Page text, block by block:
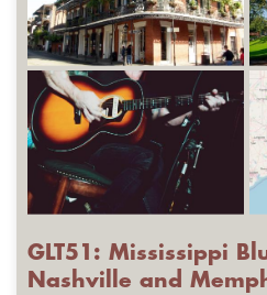
GLT51: Mississippi
Nashville and